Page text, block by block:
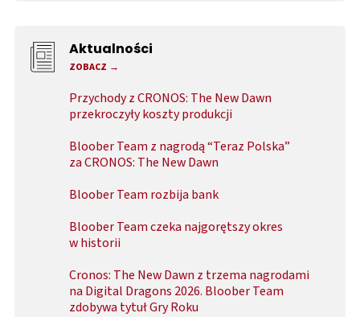
Aktualności
ZOBACZ
Przychody z CRONOS: The New Dawn
przekroczyły koszty produkcji
Bloober Team z nagrodą “Teraz Polska”
za CRONOS: The New Dawn
Bloober Team rozbija bank
Bloober Team czeka najgorętszy okres
w historii
Cronos: The New Dawn z trzema nagrodami
na Digital Dragons 2026. Bloober Team
zdobywa tytuł Gry Roku